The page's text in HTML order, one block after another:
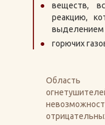
веществ,
реакцию,
выделением
горючих
Область